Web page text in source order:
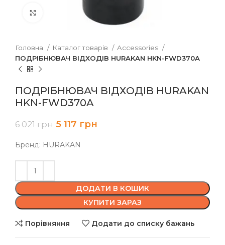
Клацніть, щоб збільшити
Головна Каталог товарів
Accessories
ПОДРІБНЮВАЧ ВІДХОДІВ HURAKAN HKN-FWD370A
ПОДРІБНЮВАЧ ВІДХОДІВ HURAKAN
HKN-FWD370A
6 021грн 5 117 грн
Бренд: HURAKAN
ДОДАТИ В КОШИК
КУПИТИ ЗАРАЗ
Порівняння Додати до списку бажань